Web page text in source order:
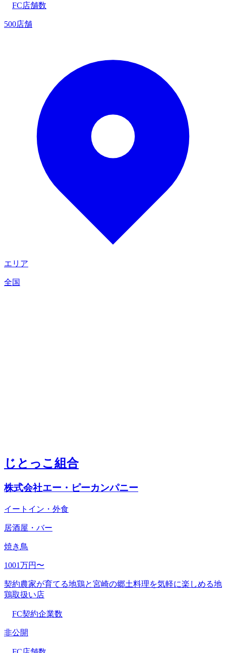
FC店舗数
500店舗
エリア
全国
じとっこ組合
株式会社エー・ピーカンパニー
イートイン・外食
居酒屋・バー
焼き鳥
1001万円〜
契約農家が育てる地鶏と宮崎の郷土料理を気軽に楽しめる地
鶏取扱い店
FC契約企業数
非公開